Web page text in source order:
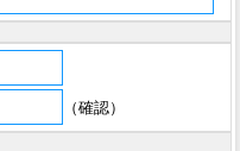
（確認）